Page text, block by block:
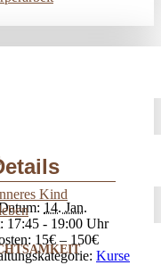
Kind
14. Jan.
17:45 - 19:00
15€ – 150€
Kurse